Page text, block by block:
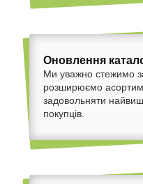
Оновлення
Ми уважно стежимо
розширюємо
задовольняти
покупців.